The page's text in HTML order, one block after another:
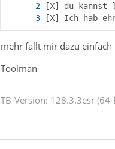
[X] Ich hab
mehr fällt mir dazu einfach
Toolman
TB-Version: 128.3.3esr